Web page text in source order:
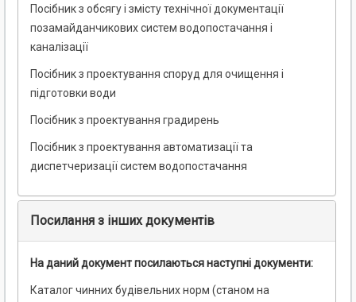
Посібник з обсягу і змісту технічної документації
позамайданчикових систем водопостачання і
каналізації
Посібник з проектування споруд для очищення і
підготовки води
Посібник з проектування градирень
Посібник з проектування автоматизації та
диспетчеризації систем водопостачання
Посилання з інших документів
На даний документ посилаються наступні документи:
Каталог чинних будівельних норм (станом на